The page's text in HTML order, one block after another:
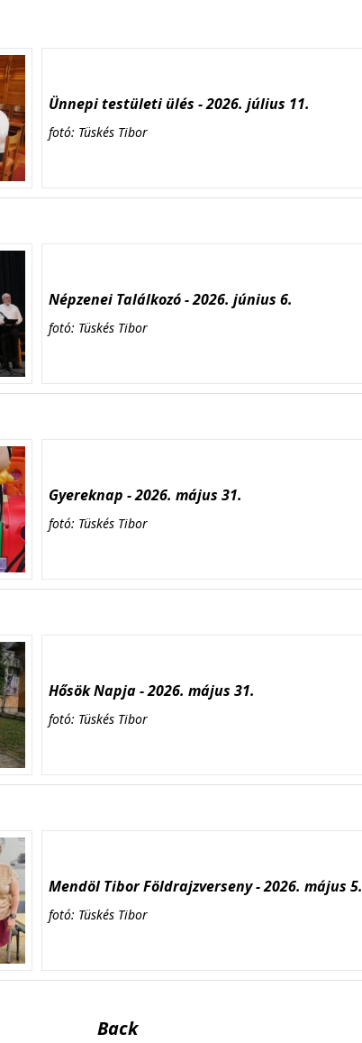
Ünnepi testületi ülés - 2026. július 11.
fotó: Tüskés Tibor
Népzenei Találkozó - 2026. június 6.
fotó: Tüskés Tibor
Gyereknap - 2026. május 31.
fotó: Tüskés Tibor
Hősök Napja - 2026. május 31.
fotó: Tüskés Tibor
Mendöl Tibor Földrajzverseny - 2026. május 5.
fotó: Tüskés Tibor
Back